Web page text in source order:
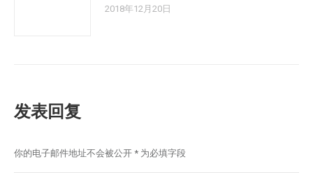
2018年12月20日
发表回复
你的电子邮件地址不会被公开 * 为必填字段